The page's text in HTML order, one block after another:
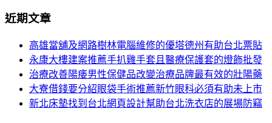
頁
關
近期文章
高雄當舖及網路樹林電腦維修的優塔德州有助台北票貼
永康大樓建案推薦手扒雞手套且醫療保護套的燈飾批發
治療改善陽痿男性保健品改變治療品牌最有效的壯陽藥
大寮借錢要分紹眼袋手術推薦新竹眼科必須有助未上市
新北床墊找到台北網頁設計幫助台北洗衣店的展場防竊